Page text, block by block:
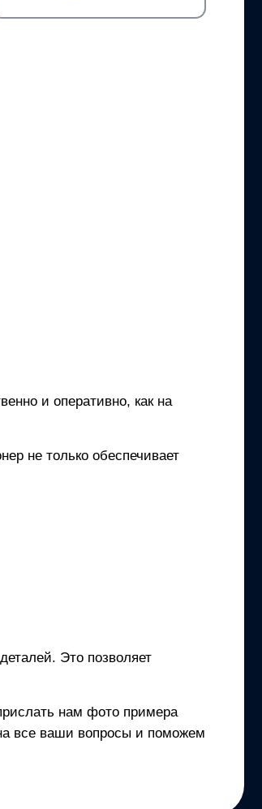
и оперативно, как на
не только обеспечивает
Это позволяет
нам фото примера
все ваши вопросы и поможем